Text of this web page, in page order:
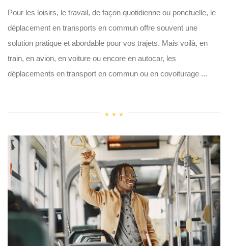
Pour les loisirs, le travail, de façon quotidienne ou ponctuelle, le
déplacement en transports en commun offre souvent une
solution pratique et abordable pour vos trajets. Mais voilà, en
train, en avion, en voiture ou encore en autocar, les
déplacements en transport en commun ou en covoiturage ...